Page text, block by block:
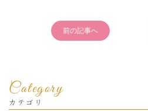
前の記事へ
Category
カテゴリ